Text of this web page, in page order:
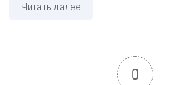
Читать далее
0